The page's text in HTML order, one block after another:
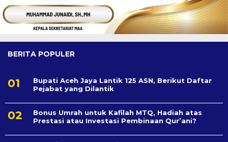
BERITA POPULER
Bupati Aceh Jaya Lantik 125 ASN, Berikut Daftar
Pejabat yang Dilantik
Bonus Umrah untuk Kafilah MTQ, Hadiah atas
Prestasi atau Investasi Pembinaan Qur’ani?